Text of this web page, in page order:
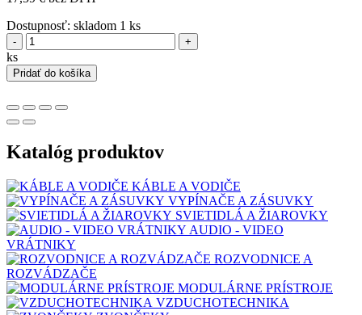
Dostupnosť: skladom 1 ks
- +
ks
Pridať do košíka
Katalóg produktov
KÁBLE A VODIČE
VYPÍNAČE A ZÁSUVKY
SVIETIDLÁ A ŽIAROVKY
AUDIO - VIDEO
VRÁTNIKY
ROZVODNICE A
ROZVÁDZAČE
MODULÁRNE PRÍSTROJE
VZDUCHOTECHNIKA